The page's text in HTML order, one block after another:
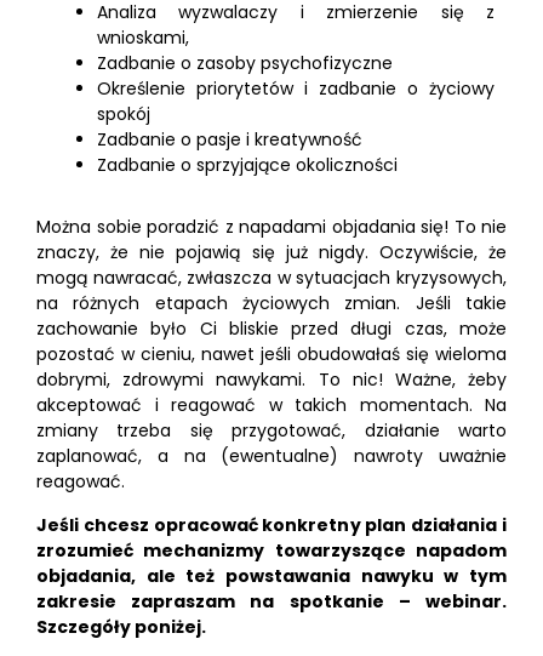
Analiza wyzwalaczy i zmierzenie się z
wnioskami,
Zadbanie o zasoby psychofizyczne
Określenie priorytetów i zadbanie o życiowy
spokój
Zadbanie o pasje i kreatywność
Zadbanie o sprzyjające okoliczności
Można sobie poradzić z napadami objadania się! To nie
znaczy, że nie pojawią się już nigdy. Oczywiście, że
mogą nawracać, zwłaszcza w sytuacjach kryzysowych,
na różnych etapach życiowych zmian. Jeśli takie
zachowanie było Ci bliskie przed długi czas, może
pozostać w cieniu, nawet jeśli obudowałaś się wieloma
dobrymi, zdrowymi nawykami. To nic! Ważne, żeby
akceptować i reagować w takich momentach. Na
zmiany trzeba się przygotować, działanie warto
zaplanować, a na (ewentualne) nawroty uważnie
reagować.
Jeśli chcesz opracować konkretny plan działania i
zrozumieć mechanizmy towarzyszące napadom
objadania, ale też powstawania nawyku w tym
zakresie zapraszam na spotkanie – webinar.
Szczegóły poniżej.